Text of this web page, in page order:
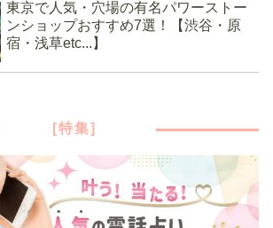
東京で人気・穴場の有名パワーストー
ンショップおすすめ7選！【渋谷・原
宿・浅草etc...】
[特集]